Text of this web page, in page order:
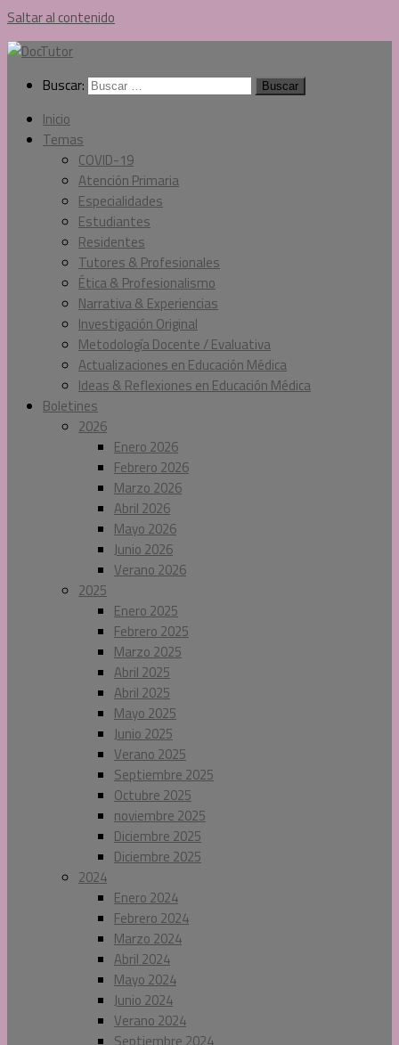
Saltar al contenido
Buscar:
Inicio
Temas
COVID-19
Atención Primaria
Especialidades
Estudiantes
Residentes
Tutores & Profesionales
Ética & Profesionalismo
Narrativa & Experiencias
Investigación Original
Metodología Docente / Evaluativa
Actualizaciones en Educación Médica
Ideas & Reflexiones en Educación Médica
Boletines
2026
Enero 2026
Febrero 2026
Marzo 2026
Abril 2026
Mayo 2026
Junio 2026
Verano 2026
2025
Enero 2025
Febrero 2025
Marzo 2025
Abril 2025
Abril 2025
Mayo 2025
Junio 2025
Verano 2025
Septiembre 2025
Octubre 2025
noviembre 2025
Diciembre 2025
Diciembre 2025
2024
Enero 2024
Febrero 2024
Marzo 2024
Abril 2024
Mayo 2024
Junio 2024
Verano 2024